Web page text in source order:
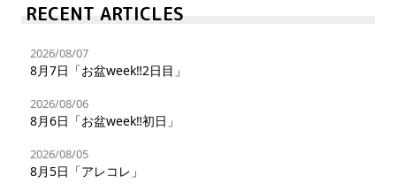
RECENT ARTICLES
2026/08/07
8月7日「お盆week‼︎2日目」
2026/08/06
8月6日「お盆week‼︎初日」
2026/08/05
8月5日「アレコレ」